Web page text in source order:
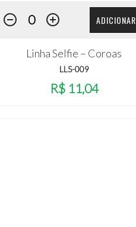
ADICIONAR
Linha Selfie – Coroas
LLS-009
R$ 11,04